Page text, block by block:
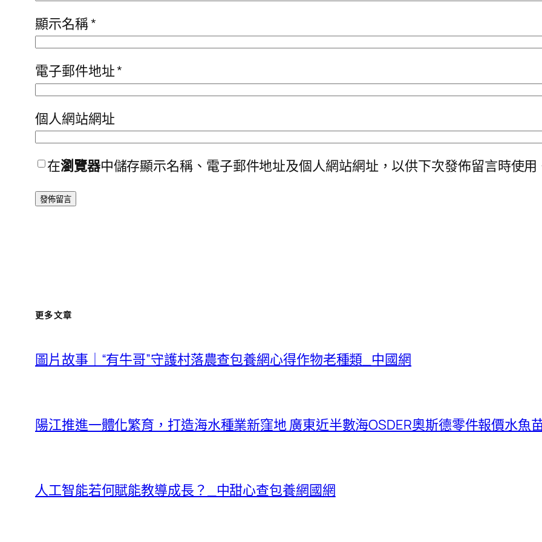
顯示名稱*
電子郵件地址*
個人網站網址
在瀏覽器中儲存顯示名稱、電子郵件地址及個人網站網址，以供下次發佈留言時使用
更多文章
圖片故事｜“有牛哥”守護村落農查包養網心得作物老種類_中國網
陽江推進一體化繁育，打造海水種業新窪地 廣東近半數海OSDER奧斯德零件報價水魚
人工智能若何賦能教導成長？_中甜心查包養網國網